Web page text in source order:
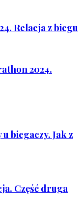
Relacja z biegu
2024.
biegaczy. Jak z
Część druga